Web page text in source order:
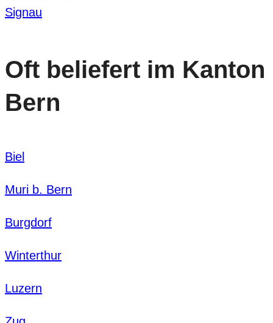
Signau
Oft beliefert im Kanton
Bern
Biel
Muri b. Bern
Burgdorf
Winterthur
Luzern